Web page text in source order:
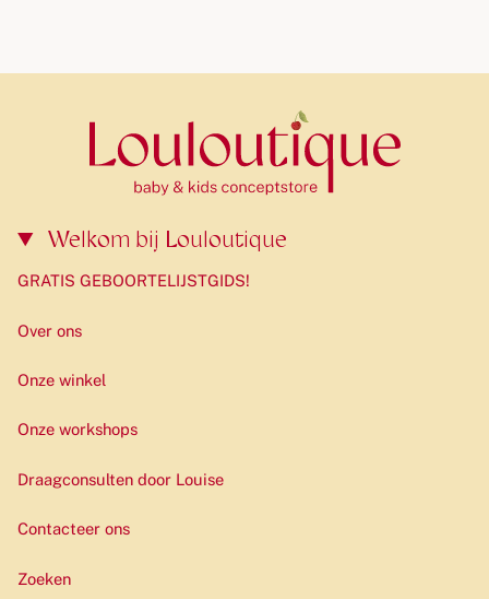
Welkom bij Louloutique
GRATIS GEBOORTELIJSTGIDS!
Over ons
Onze winkel
Onze workshops
Draagconsulten door Louise
Contacteer ons
Zoeken